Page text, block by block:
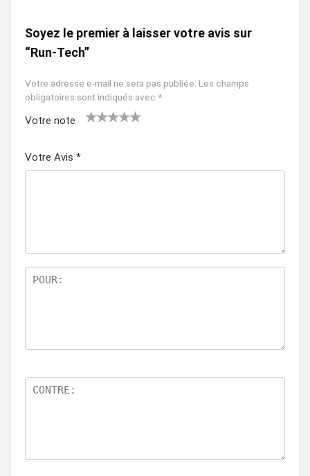
Soyez le premier à laisser votre avis sur
“Run-Tech”
Votre adresse e-mail ne sera pas publiée. Les champs
obligatoires sont indiqués avec *
Votre note
oil
s
5
Votre Avis *